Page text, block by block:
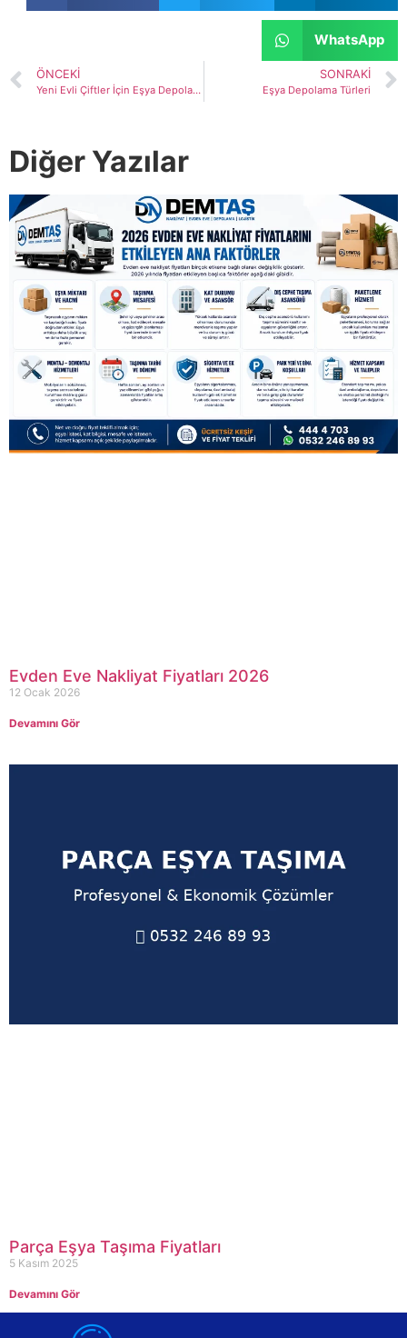
WhatsApp
ÖNCEKI
Yeni Evli Çiftler İçin Eşya Depolama Fikirleri
SONRAKI
Eşya Depolama Türleri
Diğer Yazılar
Evden Eve Nakliyat Fiyatları 2026
12 Ocak 2026
Devamını Gör
Parça Eşya Taşıma Fiyatları
5 Kasım 2025
Devamını Gör